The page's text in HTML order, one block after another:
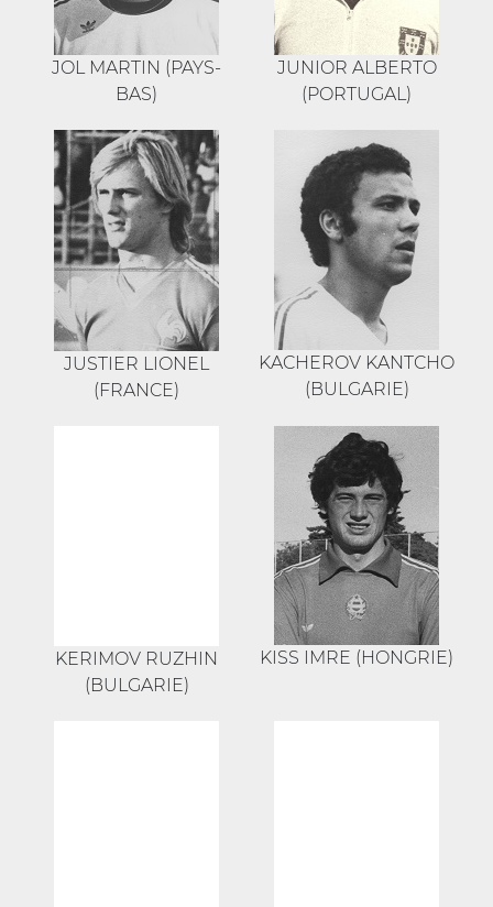
JOL MARTIN (PAYS-
BAS)
JUNIOR ALBERTO
(PORTUGAL)
JUSTIER LIONEL
(FRANCE)
KACHEROV KANTCHO
(BULGARIE)
KERIMOV RUZHIN
(BULGARIE)
KISS IMRE (HONGRIE)